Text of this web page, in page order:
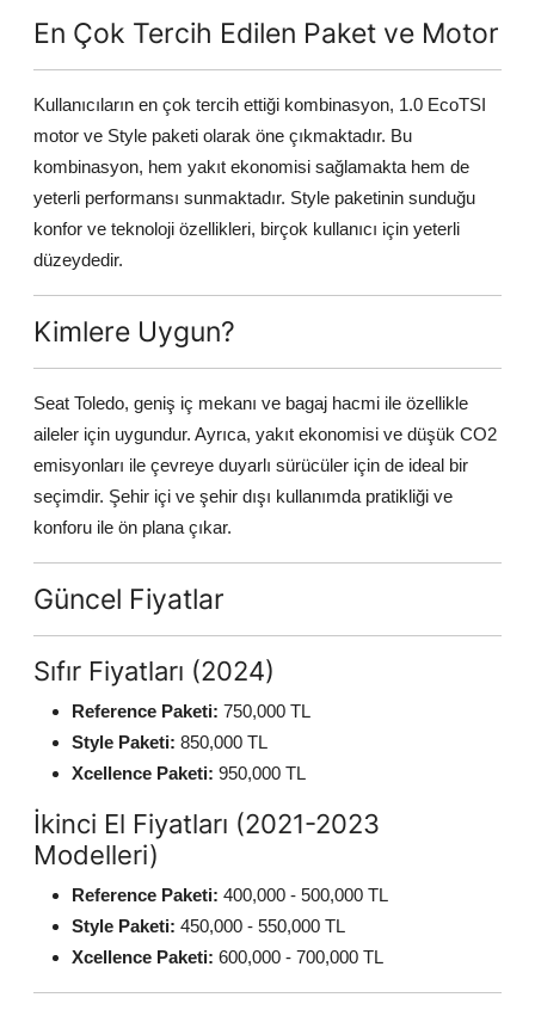
En Çok Tercih Edilen Paket ve Motor
Kullanıcıların en çok tercih ettiği kombinasyon, 1.0 EcoTSI
motor ve Style paketi olarak öne çıkmaktadır. Bu
kombinasyon, hem yakıt ekonomisi sağlamakta hem de
yeterli performansı sunmaktadır. Style paketinin sunduğu
konfor ve teknoloji özellikleri, birçok kullanıcı için yeterli
düzeydedir.
Kimlere Uygun?
Seat Toledo, geniş iç mekanı ve bagaj hacmi ile özellikle
aileler için uygundur. Ayrıca, yakıt ekonomisi ve düşük CO2
emisyonları ile çevreye duyarlı sürücüler için de ideal bir
seçimdir. Şehir içi ve şehir dışı kullanımda pratikliği ve
konforu ile ön plana çıkar.
Güncel Fiyatlar
Sıfır Fiyatları (2024)
Reference Paketi: 750,000 TL
Style Paketi: 850,000 TL
Xcellence Paketi: 950,000 TL
İkinci El Fiyatları (2021-2023
Modelleri)
Reference Paketi: 400,000 - 500,000 TL
Style Paketi: 450,000 - 550,000 TL
Xcellence Paketi: 600,000 - 700,000 TL